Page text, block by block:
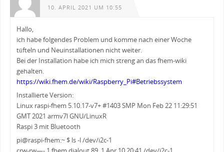
10. APRIL 2021 UM 10:55
Hallo,
ich habe folgendes Problem und komme nach einer Woche
tüfteln und Neuinstallationen nicht weiter.
Bei der Installation habe ich mich streng an das fhem-wiki
gehalten.
https://wiki.fhem.de/wiki/Raspberry_Pi#Betriebssystem
Installierte Version:
Linux raspi-fhem 5.10.17-v7+ #1403 SMP Mon Feb 22 11:29:51
GMT 2021 armv7l GNU/LinuxR
Raspi 3 mit Bluetooth
pi@raspi-fhem:~ $ ls -l /dev/i2c-1